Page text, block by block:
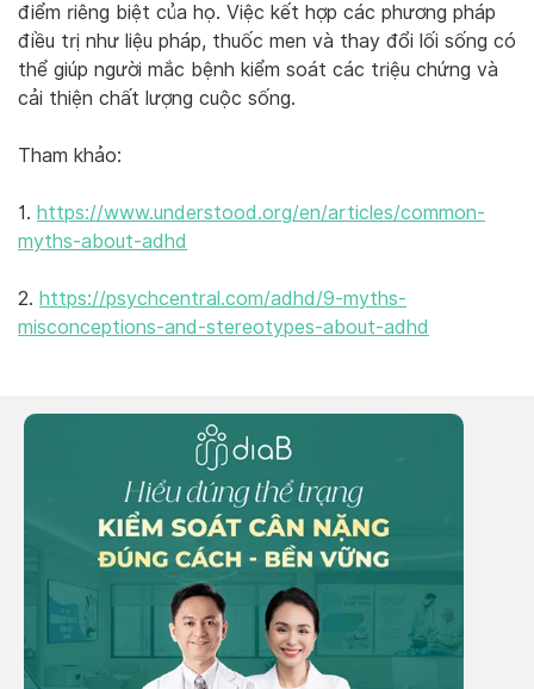
điểm riêng biệt của họ. Việc kết hợp các phương pháp
điều trị như liệu pháp, thuốc men và thay đổi lối sống có
thể giúp người mắc bệnh kiểm soát các triệu chứng và
cải thiện chất lượng cuộc sống.
Tham khảo:
1. https://www.understood.org/en/articles/common-
myths-about-adhd
2. https://psychcentral.com/adhd/9-myths-
misconceptions-and-stereotypes-about-adhd